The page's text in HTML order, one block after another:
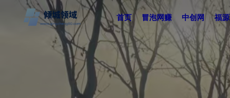
首页 冒泡网赚 中创网 福